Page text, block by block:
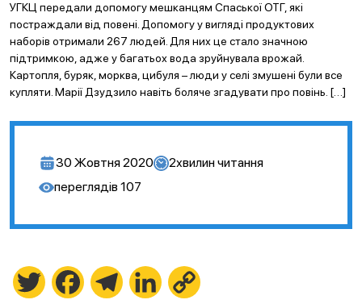
УГКЦ передали допомогу мешканцям Спаської ОТГ, які
постраждали від повені. Допомогу у вигляді продуктових
наборів отримали 267 людей. Для них це стало значною
підтримкою, адже у багатьох вода зруйнувала врожай.
Картопля, буряк, морква, цибуля – люди у селі змушені були все
купляти. Марії Дзудзило навіть боляче згадувати про повінь. […]
30 Жовтня 2020 2хвилин читання
переглядів 107
Twitter FacebookTelegramLinkedIn